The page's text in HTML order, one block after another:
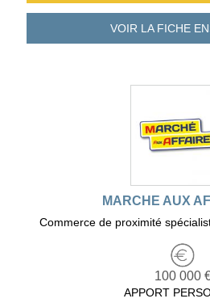
VOIR LA FICHE
MARCHE AUX
Commerce de proximité
100 000
APPORT